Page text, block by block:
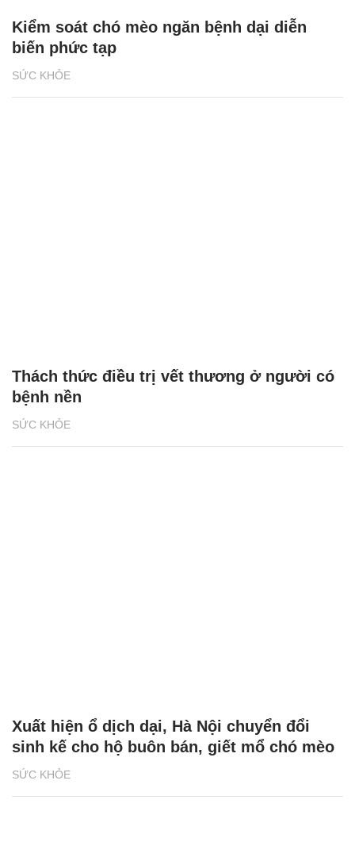
SỨC KHỎE
Kiểm soát chó mèo ngăn bệnh dại diễn
biến phức tạp
SỨC KHỎE
Thách thức điều trị vết thương ở người có
bệnh nền
SỨC KHỎE
Xuất hiện ổ dịch dại, Hà Nội chuyển đổi
sinh kế cho hộ buôn bán, giết mổ chó mèo